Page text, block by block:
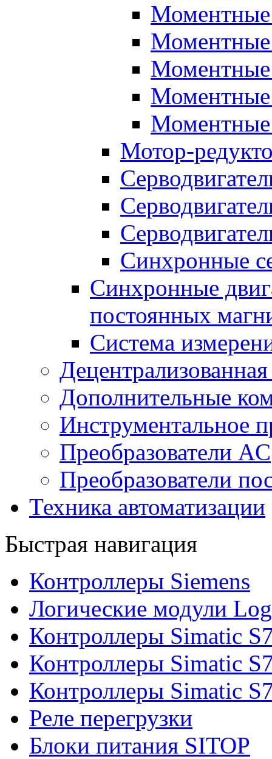
Моментные
Моментные
Моментные
Моментные
Моментные
Мотор-
Синхронные
Синхронные
постоянных
Система
Дополнительные
Инструментальное
Преобразователи AC
Преобразователи
Техника автоматизации
Быстрая навигация
Контроллеры Siemens
Логические модули
Контроллеры Simatic
Контроллеры Simatic
Контроллеры Simatic
Реле перегрузки
Блоки питания SITOP